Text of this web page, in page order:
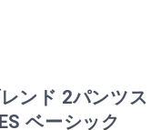
ンド 2パンツス
ベーシック